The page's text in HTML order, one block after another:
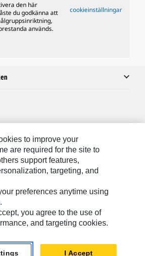
den här
du godkänna att
används.
cookieinställningar
Caterpillar. Med ensamrätt.
to improve your
are required for the site to
support features,
targeting, and
preferences anytime using
you agree to the use of
and targeting cookies.
I Accept